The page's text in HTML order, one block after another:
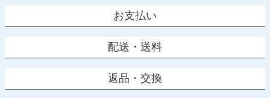
お支払い
配送・送料
返品・交換